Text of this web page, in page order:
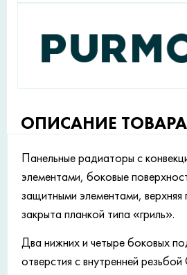
ОПИСАНИЕ ТОВАРА
Панельные радиаторы с
элементами, боковые
защитными элементами, верхняя
закрыта планкой типа «гриль».
Два нижних и четыре боковых
отверстия с внутренней